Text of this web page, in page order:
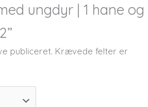
ungdyr | 1 hane og
publiceret. Krævede felter er